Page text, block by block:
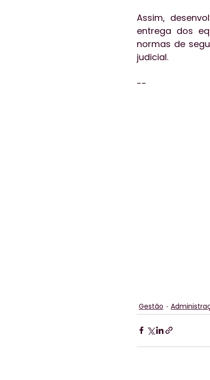
Assim,
entrega dos
normas de
judicial.
--
Gestão